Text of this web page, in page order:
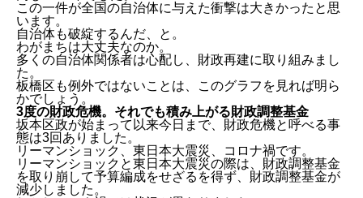
この一件が全国の自治体に与えた衝撃は大きかったと思
います。
自治体も破綻するんだ、と。
わがまちは大丈夫なのか。
多くの自治体関係者は心配し、財政再建に取り組みまし
た。
板橋区も例外ではないことは、このグラフを見れば明ら
かでしょう。
3度の財政危機。それでも積み上がる財政調整基金
坂本区政が始まって以来今日まで、財政危機と呼べる事
態は3回ありました。
リーマンショック、東日本大震災、コロナ禍です。
リーマンショックと東日本大震災の際は、財政調整基金
を取り崩して予算編成をせざるを得ず、財政調整基金が
減少しました。